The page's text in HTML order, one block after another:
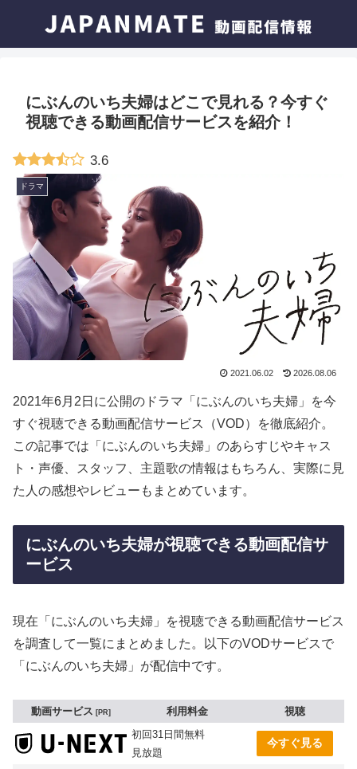
にぶんのいち夫婦はどこで見れる？今すぐ
視聴できる動画配信サービスを紹介！
3.6
ドラマ
2021.06.02 2026.08.06
2021年6月2日に公開のドラマ「にぶんのいち夫婦」を今
すぐ視聴できる動画配信サービス（VOD）を徹底紹介。
この記事では「にぶんのいち夫婦」のあらすじやキャス
ト・声優、スタッフ、主題歌の情報はもちろん、実際に見
た人の感想やレビューもまとめています。
にぶんのいち夫婦が視聴できる動画配信サ
ービス
現在「にぶんのいち夫婦」を視聴できる動画配信サービス
を調査して一覧にまとめました。以下のVODサービスで
「にぶんのいち夫婦」が配信中です。
動画サービス PR 利用料金
視聴
初回31日間無料
見放題
今すぐ見る